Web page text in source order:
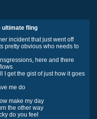
ultimate fling
incident that just went off
pretty obvious who needs to
here and there
I get the gist of just how it goes
me do
make my day
the other way
do you feel